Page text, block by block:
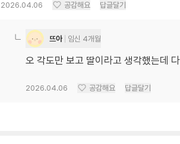
2026.04.06 공감해요 답글달기
뜨아 임신 4개월
오 각도만 보고 딸이라고 생각했는데
2026.04.06 공감해요 답글달기